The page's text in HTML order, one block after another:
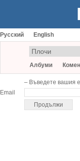
Русский English
Албуми
– Въведете вашия
Email